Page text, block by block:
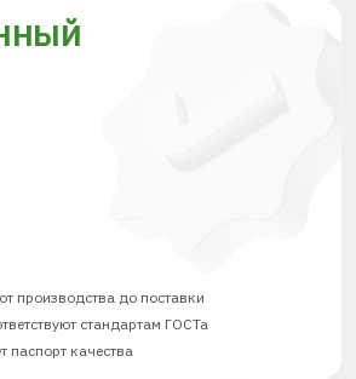
производства до поставки
стандартам ГОСТа
паспорт качества